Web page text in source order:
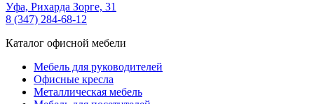
Уфа, Рихарда Зорге, 31
8 (347) 284-68-12
Каталог офисной мебели
Мебель для руководителей
Офисные кресла
Металлическая мебель